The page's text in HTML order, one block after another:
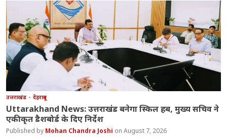
उत्तराखंड देहरादून
Uttarakhand News: उत्तराखंड बनेगा स्किल हब, मुख्य सचिव ने
एकीकृत डैशबोर्ड के दिए निर्देश
Mohan Chandra Joshi August 7, 2026